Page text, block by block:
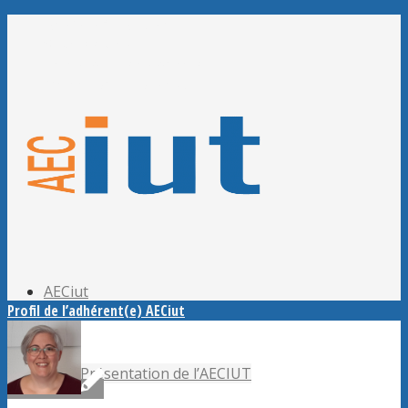
AECiut
Présentation de l’AECIUT
Profil de l’adhérent(e) AECiut